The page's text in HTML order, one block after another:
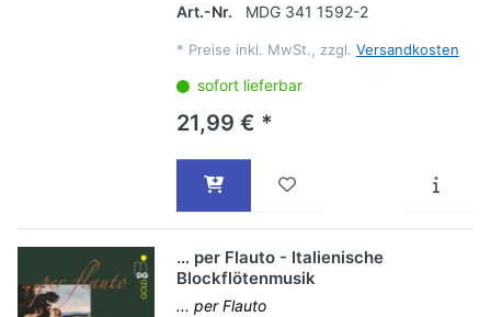
Art.-Nr.
MDG 341 1592-2
* Preise inkl. MwSt., zzgl. Versandkosten
sofort lieferbar
21,99 € *
… per Flauto - Italienische
Blockflötenmusik
... per Flauto